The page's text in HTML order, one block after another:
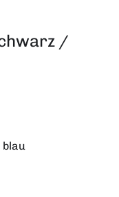
/
blau